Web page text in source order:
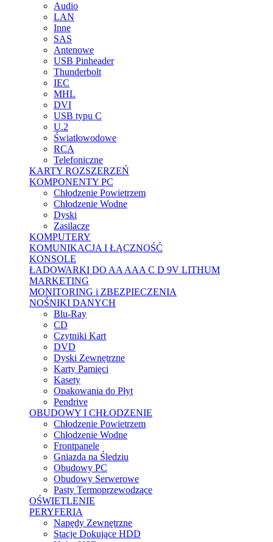
Audio
LAN
Inne
SAS
Antenowe
USB Pinheader
Thunderbolt
IEC
MHL
DVI
USB typu C
U.2
Światłowodowe
RCA
Telefoniczne
KARTY ROZSZERZEŃ
KOMPONENTY PC
Chłodzenie Powietrzem
Chłodzenie Wodne
Dyski
Zasilacze
KOMPUTERY
KOMUNIKACJA I ŁĄCZNOŚĆ
KONSOLE
ŁADOWARKI DO AA AAA C D 9V LITHUM
MARKETING
MONITORING i ZBEZPIECZENIA
NOŚNIKI DANYCH
Blu-Ray
CD
Czytniki Kart
DVD
Dyski Zewnętrzne
Karty Pamięci
Kasety
Opakowania do Płyt
Pendrive
OBUDOWY I CHŁODZENIE
Chłodzenie Powietrzem
Chłodzenie Wodne
Frontpanele
Gniazda na Śledziu
Obudowy PC
Obudowy Serwerowe
Pasty Termoprzewodzące
OŚWIETLENIE
PERYFERIA
Napędy Zewnętrzne
Stacje Dokujące HDD